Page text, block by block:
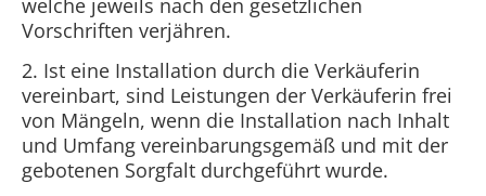
Vorschriften verjähren.
2. Ist eine Installation durch die Verkäuferin
vereinbart, sind Leistungen der Verkäuferin frei
von Mängeln, wenn die Installation nach Inhalt
und Umfang vereinbarungsgemäß und mit der
gebotenen Sorgfalt durchgeführt wurde.